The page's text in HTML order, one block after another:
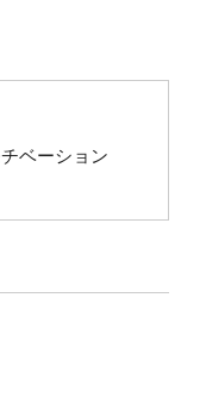
ネス書を読んで感
ベーション